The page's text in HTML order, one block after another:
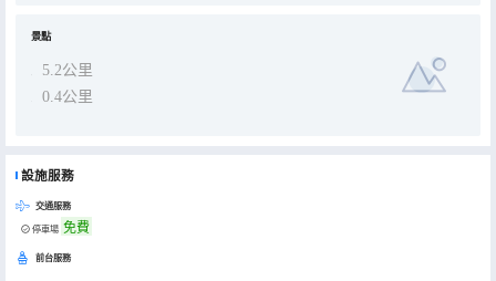
景點
5.2公里
0.4公里
設施服務
交通服務
停車場 免費
前台服務